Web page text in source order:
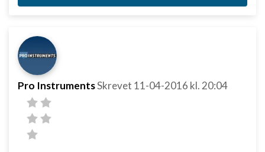
Pro InstrumentsSkrevet 11-04-2016 kl. 20:04